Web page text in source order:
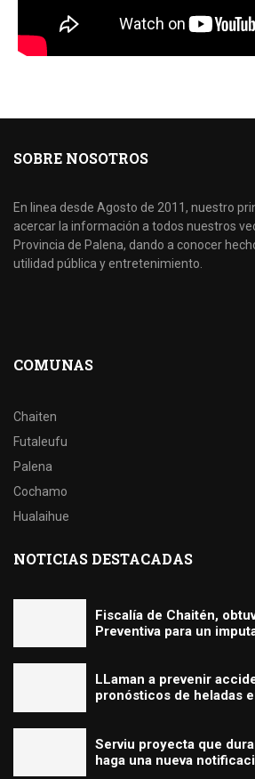
SOBRE NOSOTROS
En linea desde Agosto de 2011, nuestro
acercar la información a todos nuestros
Provincia de Palena, dando a conocer
utilidad pública y entretenimiento.
COMUNAS
Chaiten
Futaleufu
Palena
Cochamo
Hualaihue
NOTICIAS DESTACADAS
Fiscalía de Chaitén,
Preventiva para un
LLaman a prevenir
pronósticos de heladas
Serviu proyecta que
haga una nueva